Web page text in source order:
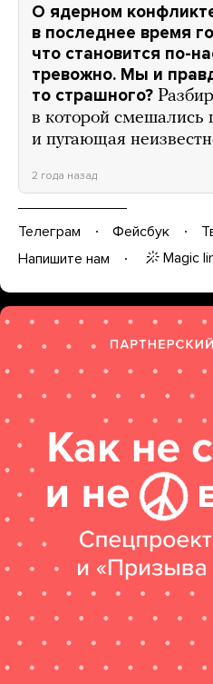
О ядерном
в последнее время
что становится по-
тревожно. Мы и
то страшного?
в которой смешались
и пугающая
2 года назад
Телеграм Фейсбук
Напишите нам
Magic